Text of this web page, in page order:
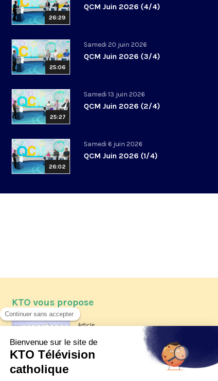
26:29
QCM Juin 2026 (4/4)
25:06
Samedi 20 juin 2026
QCM Juin 2026 (3/4)
25:27
Samedi 13 juin 2026
QCM Juin 2026 (2/4)
26:02
Samedi 6 juin 2026
QCM Juin 2026 (1/4)
KTO vous propose
Article
Les reportages d'été 2026 de KTO